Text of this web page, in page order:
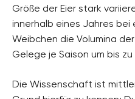
Größe der Eier stark
innerhalb eines Jahres bei
Weibchen die Volumina
Gelege je Saison um bis zu
Die Wissenschaft ist